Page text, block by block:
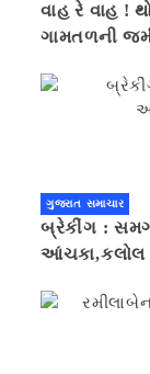
વાહ રે વાહ !
ગામતળની
ગુજરાત સમાચાર
બ્રેકીંગ :
આંચકા,કલોલ